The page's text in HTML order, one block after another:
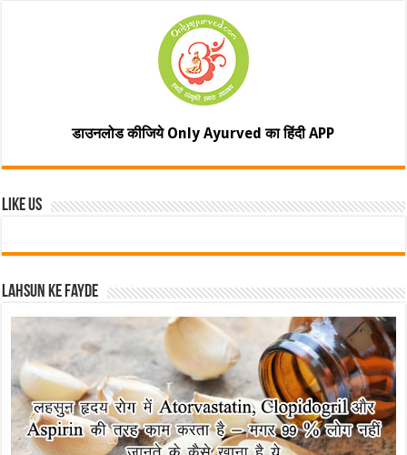
डाउनलोड कीजिये Only Ayurved का हिंदी APP
Like Us
Lahsun ke fayde